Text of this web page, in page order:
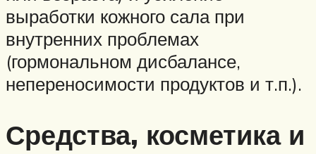
выработки кожного сала при
внутренних проблемах
(гормональном дисбалансе,
непереносимости продуктов и т.п.).
Средства, косметика и